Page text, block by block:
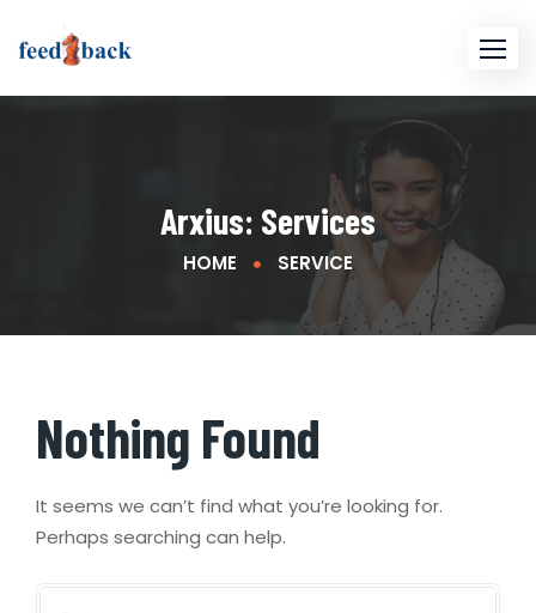
Arxius: Services
HOME SERVICE
Nothing Found
It seems we can’t find what you’re looking for.
Perhaps searching can help.